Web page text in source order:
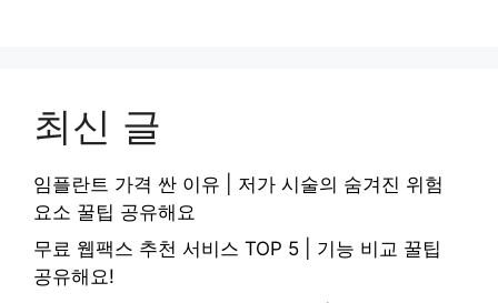
최신 글
임플란트 가격 싼 이유 | 저가 시술의 숨겨진 위험
요소 꿀팁 공유해요
무료 웹팩스 추천 서비스 TOP 5 | 기능 비교 꿀팁
공유해요!